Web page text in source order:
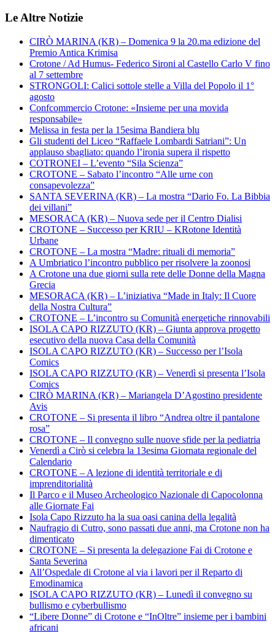
Le Altre Notizie
CIRÒ MARINA (KR) – Domenica 9 la 20.ma edizione del
Premio Antica Krimisa
Crotone / Ad Humus- Federico Sironi al Castello Carlo V fino
al 7 settembre
STRONGOLI: Calici sottole stelle a Villa del Popolo il 1°
agosto
Confcommercio Crotone: «Insieme per una movida
responsabile»
Melissa in festa per la 15esima Bandiera blu
Gli studenti del Liceo “Raffaele Lombardi Satriani”: Un
applauso sbagliato: quando l’ironia supera il rispetto
COTRONEI – L’evento “Sila Scienza”
CROTONE – Sabato l’incontro “Alle urne con
consapevolezza”
SANTA SEVERINA (KR) – La mostra “Dario Fo. La Bibbia
dei villani”
MESORACA (KR) – Nuova sede per il Centro Dialisi
CROTONE – Successo per KRIU – KRotone Identità
Urbane
CROTONE – La mostra “Madre: rituali di memoria”
A Umbriatico l’incontro pubblico per risolvere la zoonosi
A Crotone una due giorni sulla rete delle Donne della Magna
Grecia
MESORACA (KR) – L’iniziativa “Made in Italy: Il Cuore
della Nostra Cultura”
CROTONE – L’incontro su Comunità energetiche rinnovabili
ISOLA CAPO RIZZUTO (KR) – Giunta approva progetto
esecutivo della nuova Casa della Comunità
ISOLA CAPO RIZZUTO (KR) – Successo per l’Isola
Comics
ISOLA CAPO RIZZUTO (KR) – Venerdì si presenta l’Isola
Comics
CIRÒ MARINA (KR) – Mariangela D’Agostino presidente
Avis
CROTONE – Si presenta il libro “Andrea oltre il pantalone
rosa”
CROTONE – Il convegno sulle nuove sfide per la pediatria
Venerdì a Cirò si celebra la 13esima Giornata regionale del
Calendario
CROTONE – A lezione di identità territoriale e di
imprenditorialità
Il Parco e il Museo Archeologico Nazionale di Capocolonna
alle Giornate Fai
Isola Capo Rizzuto ha la sua oasi canina della legalità
Naufragio di Cutro, sono passati due anni, ma Crotone non ha
dimenticato
CROTONE – Si presenta la delegazione Fai di Crotone e
Santa Severina
All’Ospedale di Crotone al via i lavori per il Reparto di
Emodinamica
ISOLA CAPO RIZZUTO (KR) – Lunedì il convegno su
bullismo e cyberbullismo
“Libere Donne” di Crotone e “InOltre” insieme per i bambini
africani